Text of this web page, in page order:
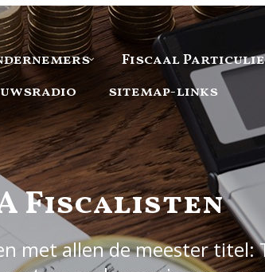
Fiscaal
sitemap-links
Fiscalisten
met allen de meester titel: